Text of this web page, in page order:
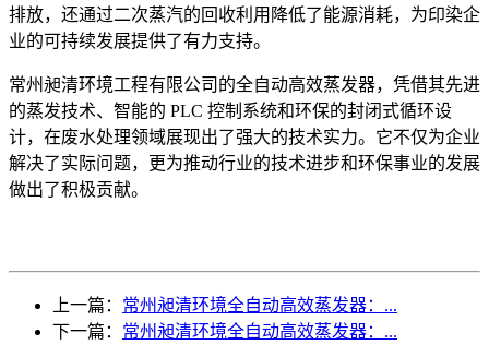
排放，还通过二次蒸汽的回收利用降低了能源消耗，为印染企
业的可持续发展提供了有力支持。
常州昶清环境工程有限公司的全自动高效蒸发器，凭借其先进
的蒸发技术、智能的 PLC 控制系统和环保的封闭式循环设
计，在废水处理领域展现出了强大的技术实力。它不仅为企业
解决了实际问题，更为推动行业的技术进步和环保事业的发展
做出了积极贡献。
上一篇： 常州昶清环境全自动高效蒸发器：...
下一篇： 常州昶清环境全自动高效蒸发器：...